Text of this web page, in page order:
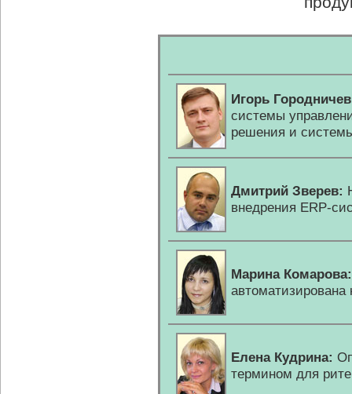
Игорь
системы
решения и
Дмитрий Зверев:
внедрения ERP-
Марина Комарова:
автоматизирована
Елена Кудрина:
термином для